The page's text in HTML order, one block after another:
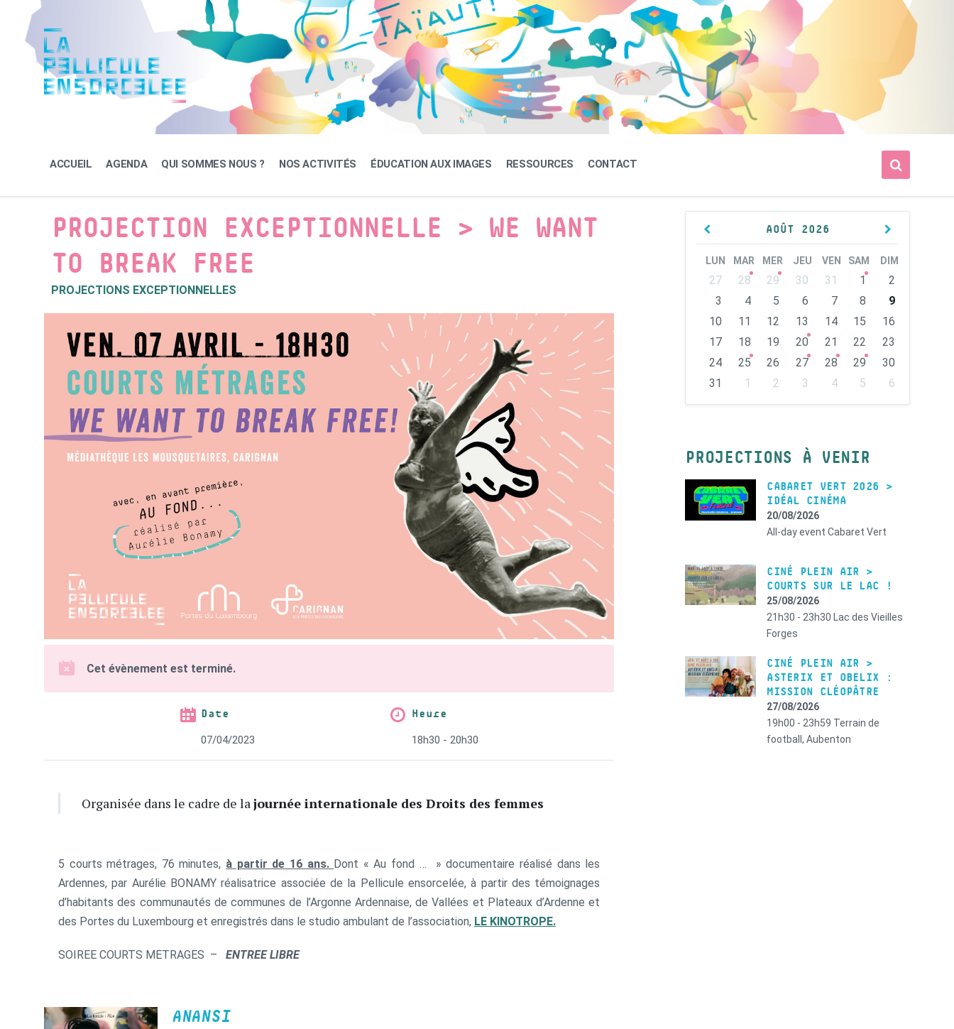
content
navigation
footer
ACCUEIL AGENDA QUI SOMMES NOUS ? NOS ACTIVITÉS ÉDUCATION AUX IMAGES RESSOURCES CONTACT
PROJECTION EXCEPTIONNELLE > WE WANT
TO BREAK FREE
PROJECTIONS EXCEPTIONNELLES
Cet évènement est terminé.
Date
07/04/2023
Heure
18h30 - 20h30
Organisée dans le cadre de la journée internationale des Droits des femmes
5 courts métrages, 76 minutes, à partir de 16 ans. Dont « Au fond … » documentaire réalisé dans les
Ardennes, par Aurélie BONAMY réalisatrice associée de la Pellicule ensorcelée, à partir des témoignages
d’habitants des communautés de communes de l’Argonne Ardennaise, de Vallées et Plateaux d’Ardenne et
des Portes du Luxembourg et enregistrés dans le studio ambulant de l’association, LE KINOTROPE.
SOIREE COURTS METRAGES – ENTREE LIBRE
ANANSI
AOÛT 2026
Previous
Next
LUN MAR MER JEU VEN SAM DIM
Skip
calendar
days
27 28 29 30 31 1
2
3
4 5 6 7 8
9
10
11 12 13 14 15
16
17
18 19 20 21 22
23
24
25 26 27 28 29
30
31
1 2 3 4 5
6
PROJECTIONS À VENIR
CABARET VERT 2026 >
IDÉAL CINÉMA
20/08/2026
All-day eventCabaret Vert
CINÉ PLEIN AIR >
COURTS SUR LE LAC !
25/08/2026
21h30 - 23h30 Lac des Vieilles
Forges
CINÉ PLEIN AIR >
ASTERIX ET OBELIX :
MISSION CLÉOPÂTRE
27/08/2026
19h00 - 23h59 Terrain de
football, Aubenton